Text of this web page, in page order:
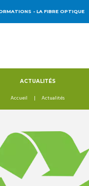
- LA FIBRE OPTIQUE
ACTUALITÉS
Accueil Actualités
recycleries vertes
leurs portes dans
l’Agglomération de
Colmar